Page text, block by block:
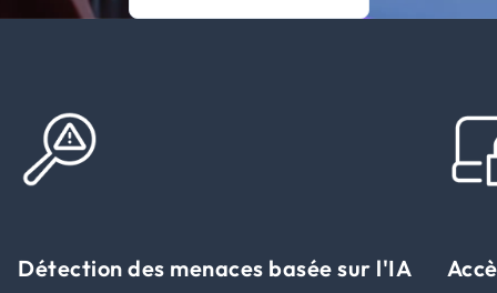
Détection des menaces basée sur l'IA